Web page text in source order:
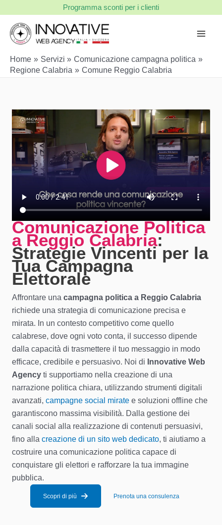
contenuto
Programma sconti per i clienti
Home Servizi
Comunicazione campagna politica
Regione Calabria
Comune Reggio Calabria
Comunicazione Politica
a Reggio Calabria:
Strategie Vincenti per la
Tua Campagna
Elettorale
Affrontare una campagna politica a Reggio Calabria
richiede una strategia di comunicazione precisa e
mirata. In un contesto competitivo come quello
calabrese, dove ogni voto conta, il successo dipende
dalla capacità di trasmettere il tuo messaggio in modo
efficace, credibile e persuasivo. Noi di Innovative Web
Agency ti supportiamo nella creazione di una
narrazione politica chiara, utilizzando strumenti digitali
avanzati, campagne social mirate e soluzioni offline che
garantiscono massima visibilità. Dalla gestione dei
canali social alla realizzazione di contenuti persuasivi,
fino alla creazione di un sito web dedicato, ti aiutiamo a
costruire una comunicazione politica capace di
conquistare gli elettori e rafforzare la tua immagine
pubblica.
Scopri di più Prenota una consulenza